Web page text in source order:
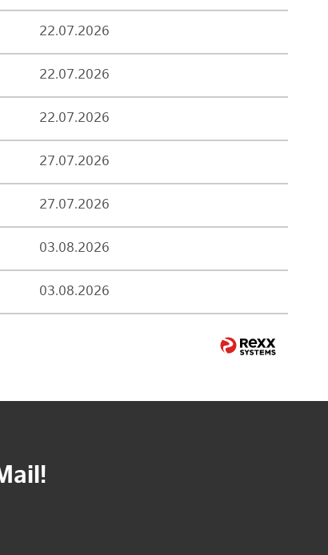
22.07.2026
22.07.2026
22.07.2026
27.07.2026
27.07.2026
03.08.2026
03.08.2026